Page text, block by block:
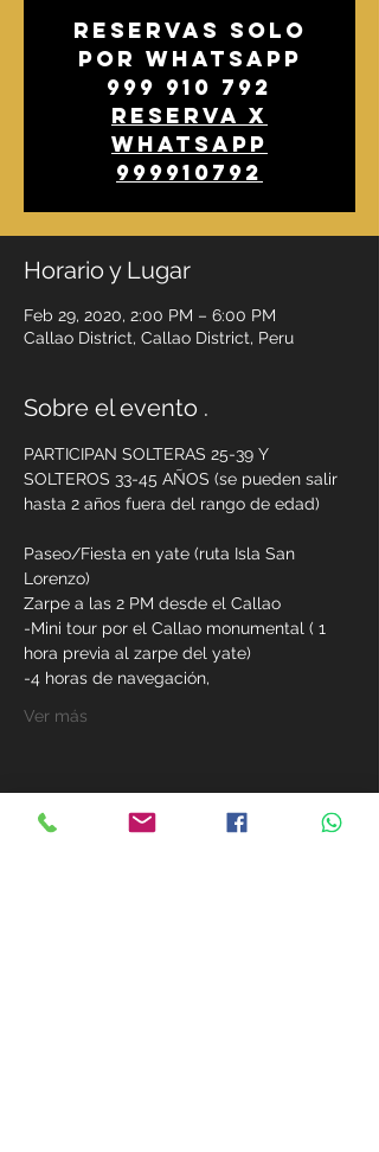
Reservas solo
por WhatsApp
999 910 792
Reserva x
WhatsApp
999910792
Horario y Lugar
Feb 29, 2020, 2:00 PM – 6:00 PM
Callao District, Callao District, Peru
Sobre el evento .
PARTICIPAN SOLTERAS 25-39 Y
SOLTEROS 33-45 AÑOS (se pueden salir
hasta 2 años fuera del rango de edad)
Paseo/Fiesta en yate (ruta Isla San
Lorenzo)
Zarpe a las 2 PM desde el Callao
-Mini tour por el Callao monumental ( 1
hora previa al zarpe del yate)
-4 horas de navegación,
Ver más